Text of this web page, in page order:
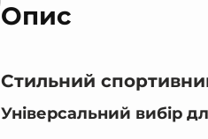
Опис
Стильний
Універсальний вибір